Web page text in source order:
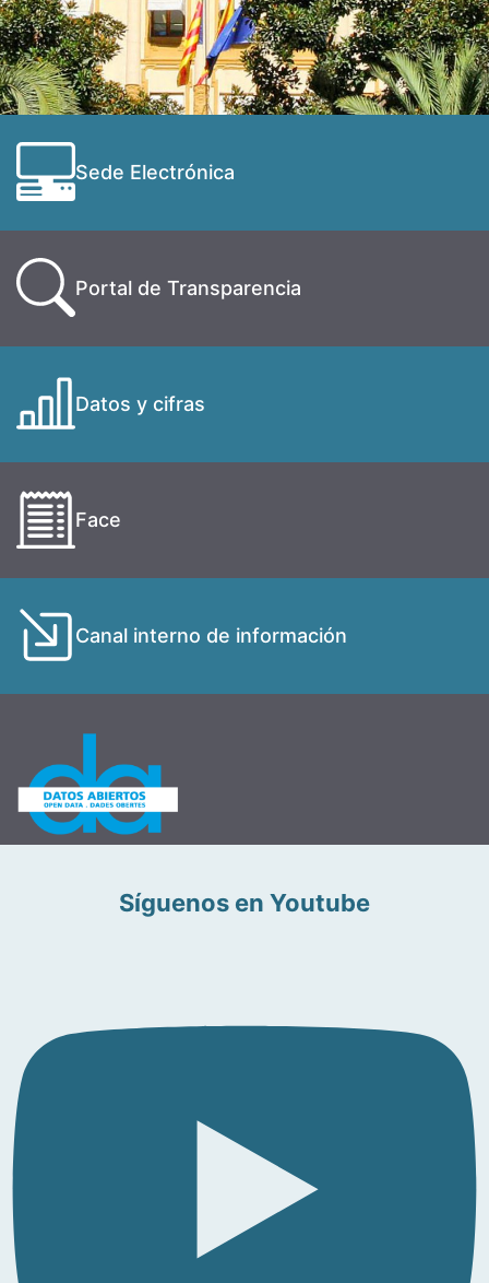
Sede Electrónica
Portal de Transparencia
Datos y cifras
Face
Canal interno de información
Síguenos en Youtube